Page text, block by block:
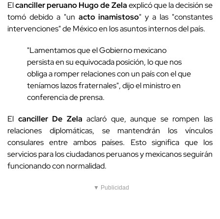
Elcanciller peruano Hugo de Zelaexplicó que la decisión se
tomó debido a "un acto inamistoso" y a las "constantes
intervenciones" de México en los asuntos internos del país.
"Lamentamos que el Gobierno mexicano
persista en su equivocada posición, lo que nos
obliga a romper relaciones con un país con el que
teníamos lazos fraternales", dijo el ministro en
conferencia de prensa.
El canciller De Zela aclaró que, aunque se rompen las
relaciones diplomáticas, se mantendrán los vínculos
consulares entre ambos países. Esto significa que los
servicios para los ciudadanos peruanos y mexicanos seguirán
funcionando con normalidad.
▼ Publicidad